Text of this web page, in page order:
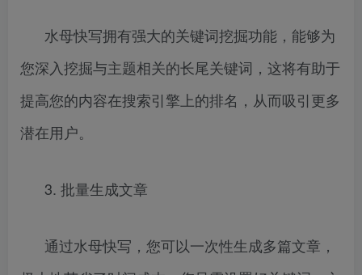
水母快写拥有强大的关键词挖掘功能，能够为
您深入挖掘与主题相关的长尾关键词，这将有助于
提高您的内容在搜索引擎上的排名，从而吸引更多
潜在用户。
3. 批量生成文章
通过水母快写，您可以一次性生成多篇文章，